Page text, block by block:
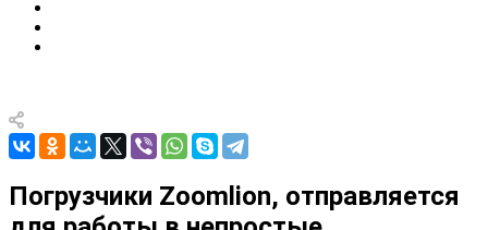
Погрузчики Zoomlion, отправляется